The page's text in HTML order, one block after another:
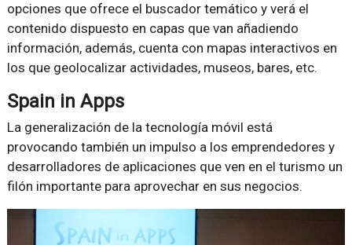
opciones que ofrece el buscador temático y verá el
contenido dispuesto en capas que van añadiendo
información, además, cuenta con mapas interactivos en
los que geolocalizar actividades, museos, bares, etc.
Spain in Apps
La generalización de la tecnología móvil está
provocando también un impulso a los emprendedores y
desarrolladores de aplicaciones que ven en el turismo un
filón importante para aprovechar en sus negocios.